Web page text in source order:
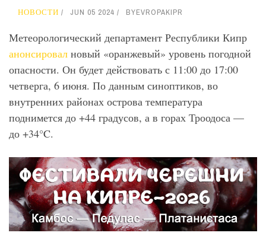
НОВОСТИ JUN 05 2024 BYEVROPAKIPR
Метеорологический департамент Республики Кипр
анонсировал новый «оранжевый» уровень погодной
опасности. Он будет действовать с 11:00 до 17:00
четверга, 6 июня. По данным синоптиков, во
внутренних районах острова температура
поднимется до +44 градусов, а в горах Троодоса —
до +34°C.